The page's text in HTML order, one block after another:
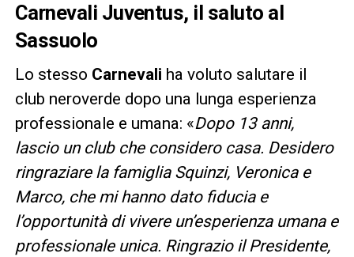
Carnevali Juventus, il saluto al
Sassuolo
Lo stesso Carnevali ha voluto salutare il
club neroverde dopo una lunga esperienza
professionale e umana: «Dopo 13 anni,
lascio un club che considero casa. Desidero
ringraziare la famiglia Squinzi, Veronica e
Marco, che mi hanno dato fiducia e
l’opportunità di vivere un’esperienza umana e
professionale unica. Ringrazio il Presidente,